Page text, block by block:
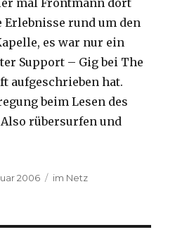
mal Frontmann dort
Erlebnisse rund um den
es war nur ein
Support – Gig bei The
aufgeschrieben hat.
beim Lesen des
Also rübersurfen und
2006 Kategorien
im Netz